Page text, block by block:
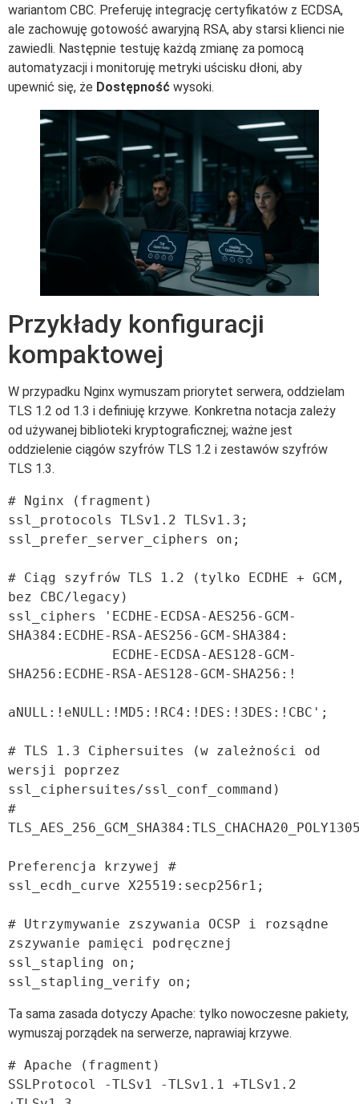
wariantom CBC. Preferuję integrację certyfikatów z ECDSA,
ale zachowuję gotowość awaryjną RSA, aby starsi klienci nie
zawiedli. Następnie testuję każdą zmianę za pomocą
automatyzacji i monitoruję metryki uścisku dłoni, aby
upewnić się, że Dostępność wysoki.
Przykłady konfiguracji
kompaktowej
W przypadku Nginx wymuszam priorytet serwera, oddzielam
TLS 1.2 od 1.3 i definiuję krzywe. Konkretna notacja zależy
od używanej biblioteki kryptograficznej; ważne jest
oddzielenie ciągów szyfrów TLS 1.2 i zestawów szyfrów
TLS 1.3.
# Nginx (fragment)
ssl_protocols TLSv1.2 TLSv1.3;
ssl_prefer_server_ciphers on;
# Ciąg szyfrów TLS 1.2 (tylko ECDHE + GCM,
bez CBC/legacy)
ssl_ciphers 'ECDHE-ECDSA-AES256-GCM-
SHA384:ECDHE-RSA-AES256-GCM-SHA384:
SHA256:ECDHE-RSA-AES128-GCM-SHA256:!
aNULL:!eNULL:!MD5:!RC4:!DES:!3DES:!CBC';
# TLS 1.3 Ciphersuites (w zależności od
wersji poprzez
ssl_ciphersuites/ssl_conf_command)
#
Preferencja krzywej #
ssl_ecdh_curve X25519:secp256r1;
# Utrzymywanie zszywania OCSP i rozsądne
zszywanie pamięci podręcznej
ssl_stapling on;
Ta sama zasada dotyczy Apache: tylko nowoczesne pakiety,
wymuszaj porządek na serwerze, naprawiaj krzywe.
# Apache (fragment)
SSLProtocol -TLSv1 -TLSv1.1 +TLSv1.2